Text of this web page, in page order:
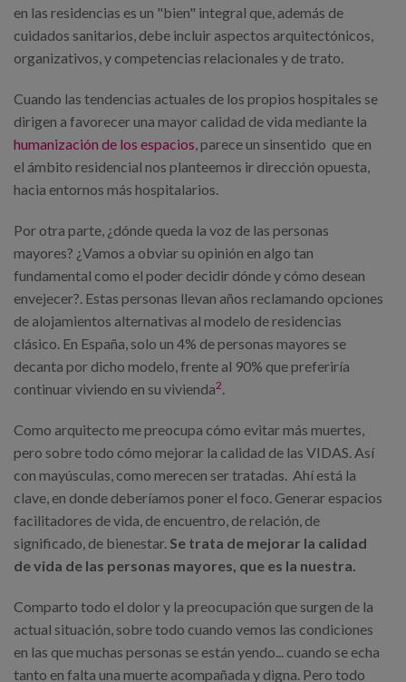
en las residencias es un "bien" integral que, además de
cuidados sanitarios, debe incluir aspectos arquitectónicos,
organizativos, y competencias relacionales y de trato.
Cuando las tendencias actuales de los propios hospitales se
dirigen a favorecer una mayor calidad de vida mediante la
humanización de los espacios, parece un sinsentido que en
el ámbito residencial nos planteemos ir dirección opuesta,
hacia entornos más hospitalarios.
Por otra parte, ¿dónde queda la voz de las personas
mayores? ¿Vamos a obviar su opinión en algo tan
fundamental como el poder decidir dónde y cómo desean
envejecer?. Estas personas llevan años reclamando opciones
de alojamientos alternativas al modelo de residencias
clásico. En España, solo un 4% de personas mayores se
decanta por dicho modelo, frente al 90% que preferiría
continuar viviendo en su vivienda2.
Como arquitecto me preocupa cómo evitar más muertes,
pero sobre todo cómo mejorar la calidad de las VIDAS. Así
con mayúsculas, como merecen ser tratadas. Ahí está la
clave, en donde deberíamos poner el foco. Generar espacios
facilitadores de vida, de encuentro, de relación, de
significado, de bienestar. Se trata de mejorar la calidad
de vida de las personas mayores, que es la nuestra.
Comparto todo el dolor y la preocupación que surgen de la
actual situación, sobre todo cuando vemos las condiciones
en las que muchas personas se están yendo... cuando se echa
tanto en falta una muerte acompañada y digna. Pero todo